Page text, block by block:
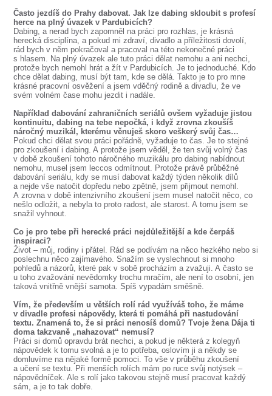
Často jezdíš do Prahy dabovat. Jak lze dabing skloubit s profesí
herce na plný úvazek v Pardubicích?
Dabing, a nerad bych zapomněl na práci pro rozhlas, je krásná
herecká disciplína, a pokud mi zdraví, divadlo a příležitosti dovolí,
rád bych v něm pokračoval a pracoval na této nekonečné práci
s hlasem. Na plný úvazek ale tuto práci dělat nemohu a ani nechci,
protože bych nemohl hrát a žít v Pardubicích. Je to jednoduché. Kdo
chce dělat dabing, musí být tam, kde se dělá. Takto je to pro mne
krásné pracovní osvěžení a jsem vděčný rodině a divadlu, že ve
svém volném čase mohu jezdit i nadále.
Například dabování zahraničních seriálů ovšem vyžaduje jistou
kontinuitu, dabing na tebe nepočká, i když zrovna zkoušíš
náročný muzikál, kterému věnuješ skoro veškerý svůj čas…
Pokud chci dělat svou práci pořádně, vyžaduje to čas. Je to stejné
pro zkoušení i dabing. A protože jsem věděl, že ten svůj volný čas
v době zkoušení tohoto náročného muzikálu pro dabing nabídnout
nemohu, musel jsem leccos odmítnout. Protože právě průběžné
dabování seriálu, kdy se musí dabovat každý týden několik dílů
a nejde vše natočit dopředu nebo zpětně, jsem přijmout nemohl.
A zrovna v době intenzivního zkoušení jsem musel natočit něco, co
nešlo odložit, a nebyla to proto radost, ale starost. A tomu jsem se
snažil vyhnout.
Co je pro tebe při herecké práci nejdůležitější a kde čerpáš
inspiraci?
Život – můj, rodiny i přátel. Rád se podívám na něco hezkého nebo si
poslechnu něco zajímavého. Snažím se vyslechnout si mnoho
pohledů a názorů, které pak v sobě procházím a zvažuji. A často se
u toho zvažování nevědomky trochu mračím, ale není to osobní, jen
taková vnitřně vnější samota. Spíš vypadám směšně.
Vím, že především u větších rolí rád využíváš toho, že máme
v divadle profesi nápovědy, která ti pomáhá při nastudování
textu. Znamená to, že si práci nenosíš domů? Tvoje žena Dája ti
doma takzvaně „nahazovat“ nemusí?
Práci si domů opravdu brát nechci, a pokud je některá z kolegyň
nápovědek k tomu svolná a je to potřeba, oslovím ji a někdy se
domluvíme na nějaké formě pomoci. To vše v průběhu zkoušení
a učení se textu. Při menších rolích mám po ruce svůj notýsek –
nápovědníček. Ale s rolí jako takovou stejně musí pracovat každý
sám, a je to tak dobře.